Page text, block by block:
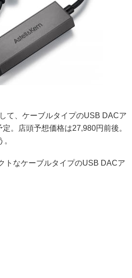
て、ケーブルタイプのUSB DACア
。店頭予想価格は27,980円前後。
トなケーブルタイプのUSB DACア